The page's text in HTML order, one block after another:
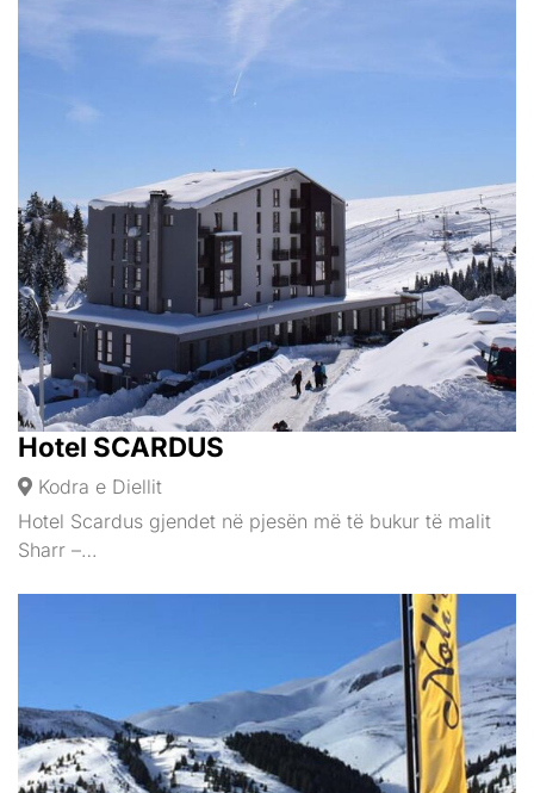
Hotel SCARDUS
Kodra e Diellit
Hotel Scardus gjendet në pjesën më të bukur të malit
Sharr –…